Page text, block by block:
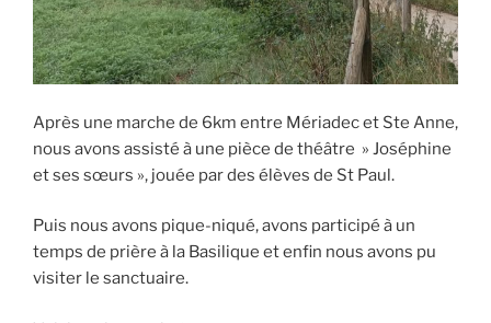
Après une marche de 6km entre Mériadec et Ste Anne,
nous avons assisté à une pièce de théâtre » Joséphine
et ses sœurs », jouée par des élèves de St Paul.
Puis nous avons pique-niqué, avons participé à un
temps de prière à la Basilique et enfin nous avons pu
visiter le sanctuaire.